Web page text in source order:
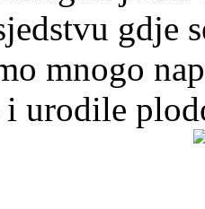
gdje
mnogo
urodile